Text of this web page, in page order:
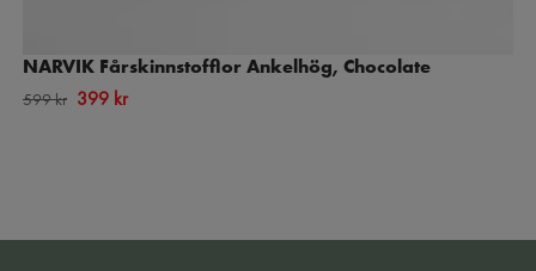
NARVIK Fårskinnstofflor Ankelhög, Chocolate
599 kr 399 kr